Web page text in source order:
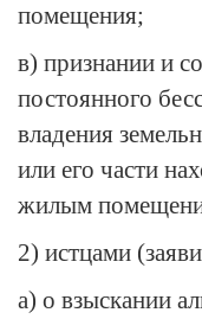
помещения;
в) признании и
постоянного
владения
или его части
жилым
2) истцами
а) о взыскании